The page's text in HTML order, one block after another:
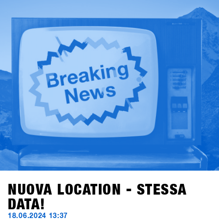
l’offerta esclusiva early bird fino al 6 dicembre. Vieni a
Hochfügen dal 19 al 21 gennaio e prova i prodotti più
recenti di oltre 80 brand!
NUOVA LOCATION - STESSA
DATA!
18.06.2024 13:37